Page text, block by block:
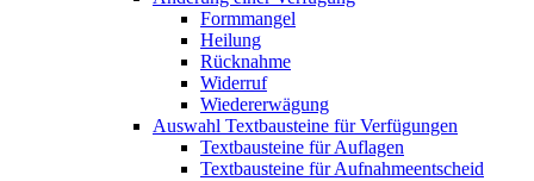
Formmangel
Heilung
Rücknahme
Widerruf
Wiedererwägung
Auswahl Textbausteine für Verfügungen
Textbausteine für Auflagen
Textbausteine für Aufnahmeentscheid